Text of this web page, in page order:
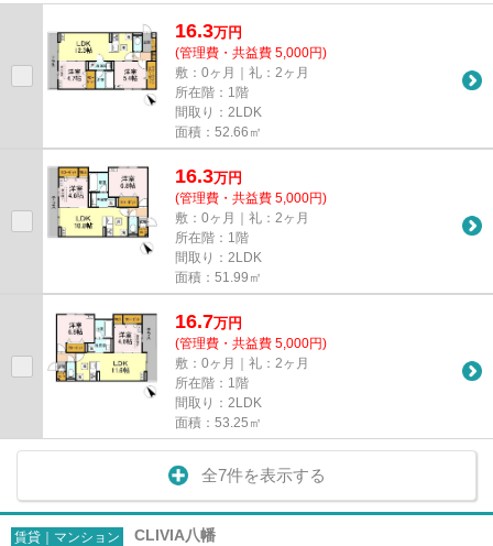
16.3万円
(管理費・共益費 5,000円)
敷：0ヶ月｜礼：2ヶ月
所在階：1階
間取り：2LDK
面積：52.66㎡
16.3万円
(管理費・共益費 5,000円)
敷：0ヶ月｜礼：2ヶ月
所在階：1階
間取り：2LDK
面積：51.99㎡
16.7万円
(管理費・共益費 5,000円)
敷：0ヶ月｜礼：2ヶ月
所在階：1階
間取り：2LDK
面積：53.25㎡
全7件を表示する
賃貸｜マンション CLIVIA八幡